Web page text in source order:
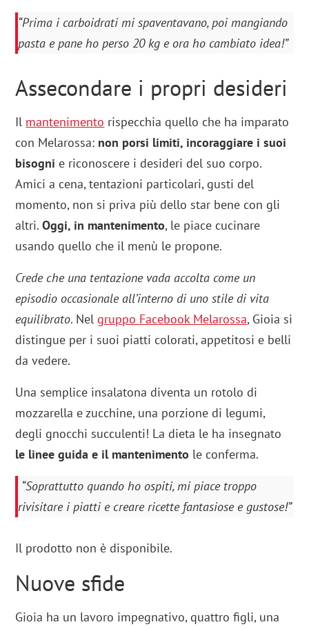
“Prima i carboidrati mi spaventavano, poi mangiando
pasta e pane ho perso 20 kg e ora ho cambiato idea!”
Assecondare i propri desideri
Il mantenimento rispecchia quello che ha imparato
con Melarossa: non porsi limiti, incoraggiare i suoi
bisogni e riconoscere i desideri del suo corpo.
Amici a cena, tentazioni particolari, gusti del
momento, non si priva più dello star bene con gli
altri.Oggi, in mantenimento, le piace cucinare
usando quello che il menù le propone.
Crede che una tentazione vada accolta come un
episodio occasionale all’interno di uno stile di vita
equilibrato. Nelgruppo Facebook Melarossa, Gioia si
distingue per i suoi piatti colorati, appetitosi e belli
da vedere.
Una semplice insalatona diventa un rotolo di
mozzarella e zucchine, una porzione di legumi,
degli gnocchi succulenti! La dieta le ha insegnato
le linee guida e il mantenimento le conferma.
“Soprattutto quando ho ospiti, mi piace troppo
rivisitare i piatti e creare ricette fantasiose e gustose!”
Il prodotto non è disponibile.
Nuove sfide
Gioia ha un lavoro impegnativo, quattro figli, una